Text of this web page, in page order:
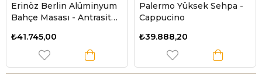
Alüminyum
- Antrasit
Palermo Yüksek Sehpa -
Cappucino
Milano